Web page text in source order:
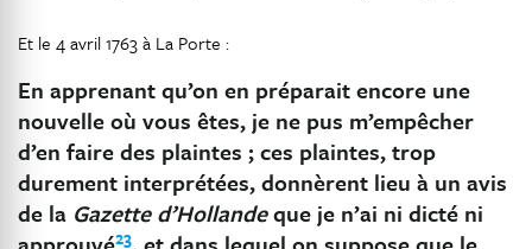
Et le 4 avril 1763 à La Porte :
En apprenant qu’on en préparait encore une
nouvelle où vous êtes, je ne pus m’empêcher
d’en faire des plaintes ; ces plaintes, trop
durement interprétées, donnèrent lieu à un avis
de la Gazette d’Hollandeque je n’ai ni dicté ni
23